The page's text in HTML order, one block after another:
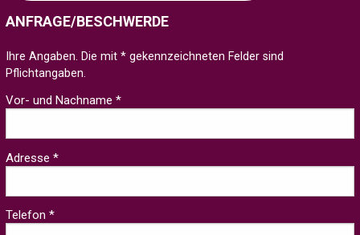
ANFRAGE/BESCHWERDE
Ihre Angaben. Die mit * gekennzeichneten Felder sind
Pflichtangaben.
Vor- und Nachname *
Adresse *
Telefon *